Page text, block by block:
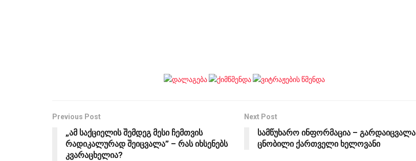
Previous Post
„ამ საქციელის შემდეგ მესი ჩემთვის
რადიკალურად შეიცვალა” – რას იხსენებს
კვარაცხელია?
Next Post
სამწუხარო ინფორმაცია – გარდაიცვალა
ცნობილი ქართველი ხელოვანი